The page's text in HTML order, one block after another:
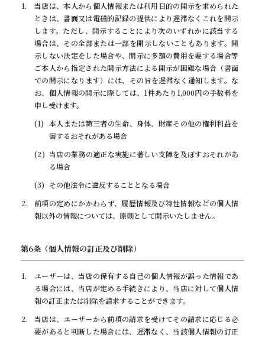
当店は、本人から個人情報または利用目的の開示を求められた
ときは、書面又は電磁的記録の提供により遅滞なくこれを開示
します。ただし、開示することにより次のいずれかに該当する
場合は、その全部または一部を開示しないこともあります。開
示しない決定をした場合や、開示に多額の費用を要する場合等
ご本人から指定された開示方法による開示が困難な場合（書面
での開示になります）には、その旨を遅滞なく通知します。な
お、個人情報の開示に際しては、1件あたり1,000円の手数料を
申し受けます。
本人または第三者の生命、身体、財産その他の権利利益を
害するおそれがある場合
当店の業務の適正な実施に著しい支障を及ぼすおそれがあ
る場合
その他法令に違反することとなる場合
前項の定めにかかわらず、履歴情報及び特性情報などの個人情
報以外の情報については、原則として開示いたしません。
第6条（個人情報の訂正及び削除）
ユーザーは、当店の保有する自己の個人情報が誤った情報であ
る場合には、当店が定める手続きにより、当店に対して個人情
報の訂正または削除を請求することができます。
当店は、ユーザーから前項の請求を受けてその請求に応じる必
要があると判断した場合には、遅滞なく、当該個人情報の訂正